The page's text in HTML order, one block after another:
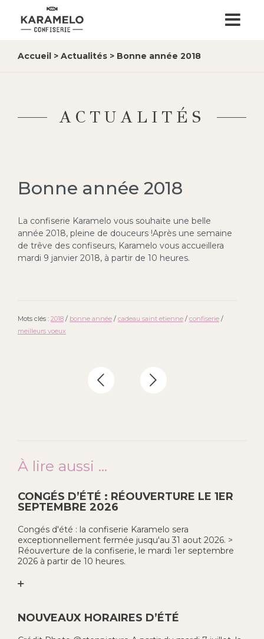
Accueil > Actualités > Bonne année 2018
ACTUALITÉS
Bonne année 2018
La confiserie Karamelo vous souhaite une belle
année 2018, pleine de douceurs !Après une semaine
de trêve des confiseurs, Karamelo vous accueillera
mardi 9 janvier 2018, à partir de 10 heures.
Mots clés : 2018 / bonne année / cadeau saint etienne / confiserie /
meilleurs voeux
À lire aussi ...
CONGÉS D’ÉTÉ : RÉOUVERTURE LE 1ER
SEPTEMBRE 2026
Congés d'été : la confiserie Karamelo sera
exceptionnellement fermée jusqu'au 31 aout 2026. >
Réouverture de la confiserie, le mardi 1er septembre
2026 à partir de 10 heures.
NOUVEAUX HORAIRES D’ÉTÉ